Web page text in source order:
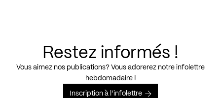
Restez informés !
Vous aimez nos publications? Vous adorerez notre infolettre
hebdomadaire !
Inscription à l’infolettre